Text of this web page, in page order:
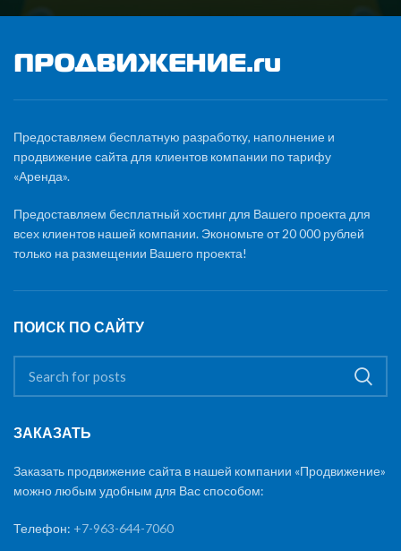
Предоставляем бесплатную разработку, наполнение и
продвижение сайта для клиентов компании по тарифу
«Аренда».
Предоставляем бесплатный хостинг для Вашего проекта для
всех клиентов нашей компании. Экономьте от 20 000 рублей
только на размещении Вашего проекта!
ПОИСК ПО САЙТУ
ЗАКАЗАТЬ
Заказать продвижение сайта в нашей компании «Продвижение»
можно любым удобным для Вас способом:
Телефон: +7-963-644-7060